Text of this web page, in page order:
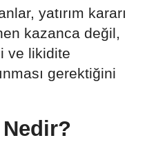
yatırım kararı
kazanca değil,
ve likidite
gerektiğini